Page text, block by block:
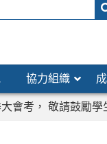
協力組織
會考， 敬請鼓勵學